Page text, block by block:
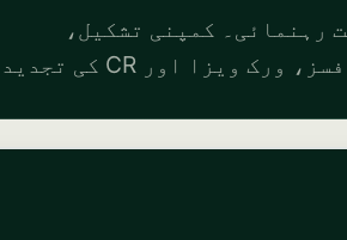
رہنمائی۔ کمپنی تشکیل،
انویسٹر ویزا، بینک اکاؤنٹس، ورچوئل آفسز، ورک ویزا اور CR کی تجدید